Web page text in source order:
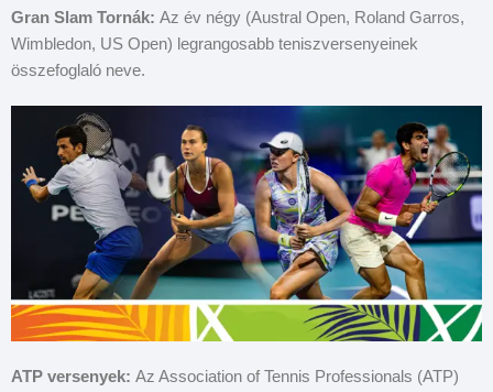
Gran Slam Tornák: Az év négy (Austral Open, Roland Garros,
Wimbledon, US Open) legrangosabb teniszversenyeinek
összefoglaló neve.
ATP versenyek: Az Association of Tennis Professionals (ATP)